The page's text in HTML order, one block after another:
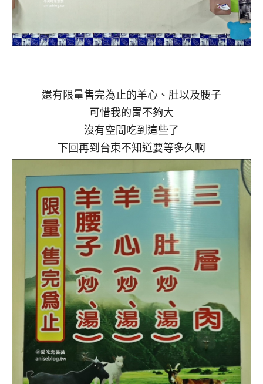
還有限量售完為止的羊心、肚以及腰子
可惜我的胃不夠大
沒有空間吃到這些了
下回再到台東不知道要等多久啊